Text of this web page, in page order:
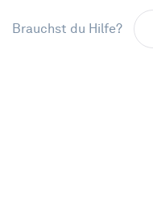
Brauchst du Hilfe?